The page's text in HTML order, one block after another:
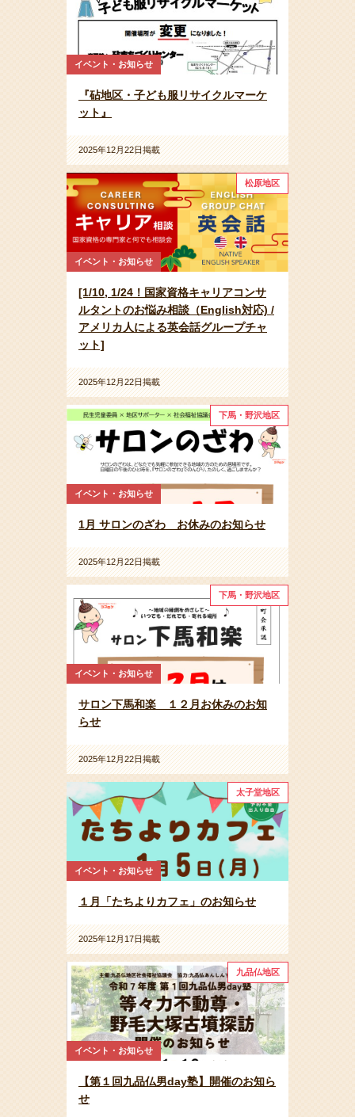
イベント・お知らせ
『砧地区・子ども服リサイクルマーケ
ット』
2025年12月22日掲載
松原地区
イベント・お知らせ
[1/10, 1/24！国家資格キャリアコンサ
ルタントのお悩み相談（English対応) /
アメリカ人による英会話グループチャ
ット]
2025年12月22日掲載
下馬・野沢地区
イベント・お知らせ
1月 サロンのざわ お休みのお知らせ
2025年12月22日掲載
下馬・野沢地区
イベント・お知らせ
サロン下馬和楽 １２月お休みのお知
らせ
2025年12月22日掲載
太子堂地区
イベント・お知らせ
１月「たちよりカフェ」のお知らせ
2025年12月17日掲載
九品仏地区
イベント・お知らせ
【第１回九品仏男day塾】開催のお知ら
せ